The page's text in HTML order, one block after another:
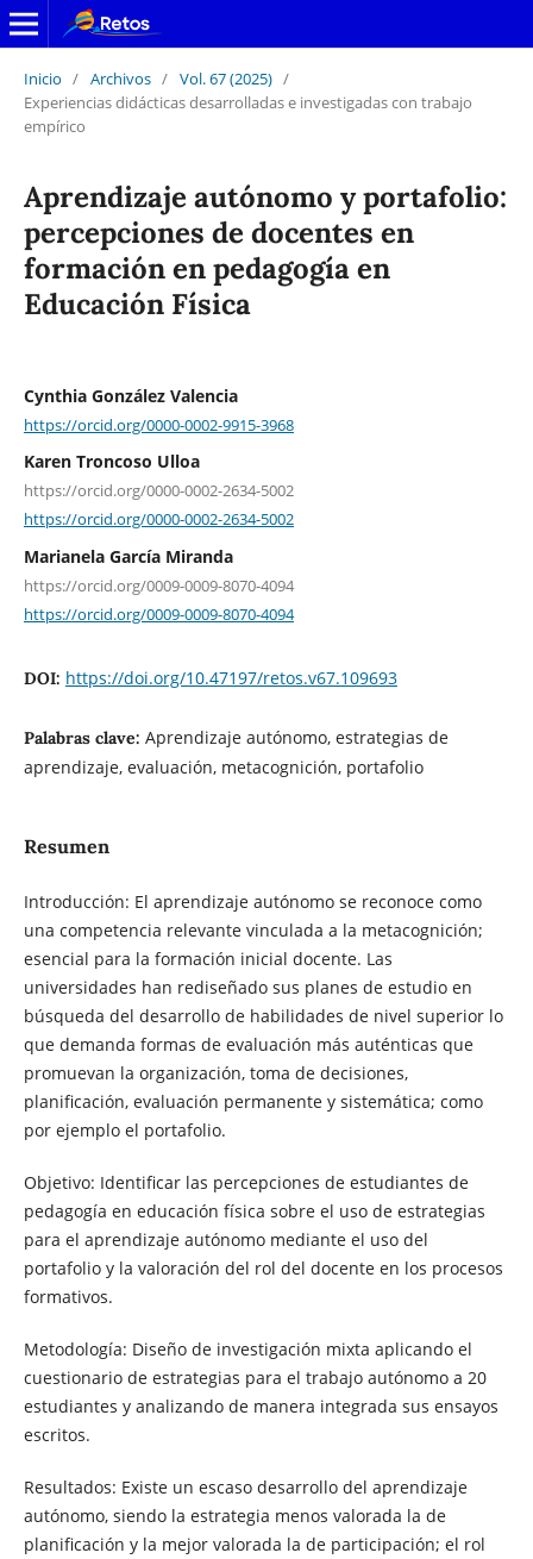
Inicio / Archivos / Vol. 67 (2025) /
Experiencias didácticas desarrolladas e investigadas con trabajo
empírico
Aprendizaje autónomo y portafolio:
percepciones de docentes en
formación en pedagogía en
Educación Física
Cynthia González Valencia
https://orcid.org/0000-0002-9915-3968
Karen Troncoso Ulloa
https://orcid.org/0000-0002-2634-5002
https://orcid.org/0000-0002-2634-5002
Marianela García Miranda
https://orcid.org/0009-0009-8070-4094
https://orcid.org/0009-0009-8070-4094
DOI: https://doi.org/10.47197/retos.v67.109693
Palabras clave: Aprendizaje autónomo, estrategias de
aprendizaje, evaluación, metacognición, portafolio
Resumen
Introducción: El aprendizaje autónomo se reconoce como
una competencia relevante vinculada a la metacognición;
esencial para la formación inicial docente. Las
universidades han rediseñado sus planes de estudio en
búsqueda del desarrollo de habilidades de nivel superior lo
que demanda formas de evaluación más auténticas que
promuevan la organización, toma de decisiones,
planificación, evaluación permanente y sistemática; como
por ejemplo el portafolio.
Objetivo: Identificar las percepciones de estudiantes de
pedagogía en educación física sobre el uso de estrategias
para el aprendizaje autónomo mediante el uso del
portafolio y la valoración del rol del docente en los procesos
formativos.
Metodología: Diseño de investigación mixta aplicando el
cuestionario de estrategias para el trabajo autónomo a 20
estudiantes y analizando de manera integrada sus ensayos
escritos.
Resultados: Existe un escaso desarrollo del aprendizaje
autónomo, siendo la estrategia menos valorada la de
planificación y la mejor valorada la de participación; el rol